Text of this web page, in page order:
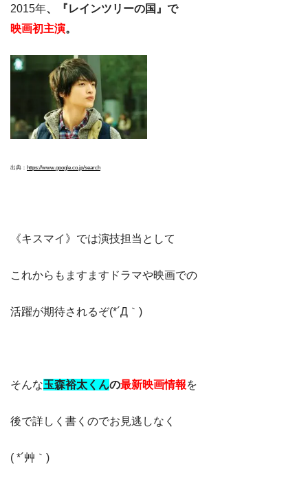
2015年、『レインツリーの国』で
映画初主演。
出典： https://www.google.co.jp/search
《キスマイ》では演技担当として
これからもますますドラマや映画での
活躍が期待されるぞ(*´Д｀)
そんな玉森裕太くんの最新映画情報を
後で詳しく書くのでお見逃しなく
( *´艸｀)